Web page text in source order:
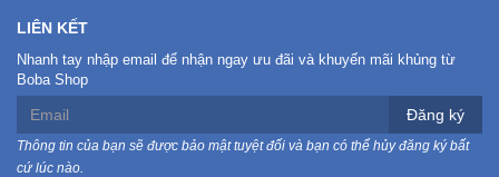
LIÊN KẾT
Nhanh tay nhập email để nhận ngay ưu đãi và khuyến mãi khủng từ
Boba Shop
Đăng ký
Thông tin của bạn sẽ được bảo mật tuyệt đối và bạn có thể hủy đăng ký bất
cứ lúc nào.